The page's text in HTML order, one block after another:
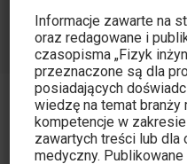
Strona
I Studenckie
Aktualności
Informacje zawarte na
oraz redagowane i
czasopisma „Fizyk
przeznaczone są dla
posiadających
wiedzę na temat
kompetencje w
zawartych treści lub dla
medyczny.